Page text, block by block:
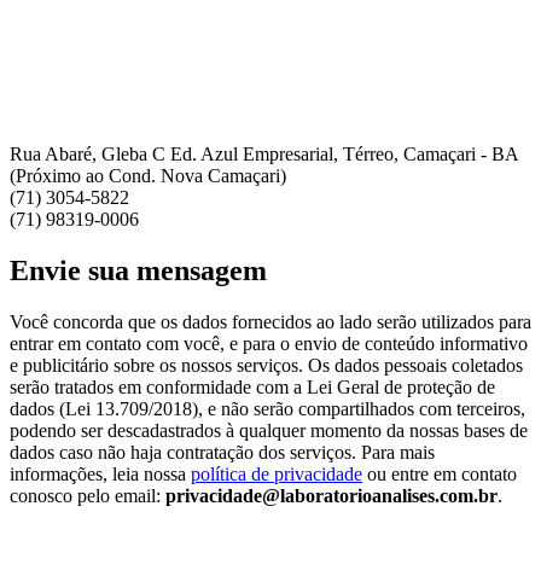
Rua Abaré, Gleba C Ed. Azul Empresarial, Térreo, Camaçari - BA
(Próximo ao Cond. Nova Camaçari)
(71) 3054-5822
(71) 98319-0006
Envie sua mensagem
Você concorda que os dados fornecidos ao lado serão utilizados para
entrar em contato com você, e para o envio de conteúdo informativo
e publicitário sobre os nossos serviços. Os dados pessoais coletados
serão tratados em conformidade com a Lei Geral de proteção de
dados (Lei 13.709/2018), e não serão compartilhados com terceiros,
podendo ser descadastrados à qualquer momento da nossas bases de
dados caso não haja contratação dos serviços. Para mais
informações, leia nossa política de privacidade ou entre em contato
conosco pelo email: privacidade@laboratorioanalises.com.br.